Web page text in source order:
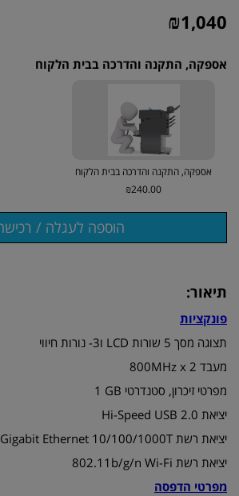
₪1,040
אספקה, התקנה והדרכה בבית הלקוח
אספקה, התקנה והדרכה בבית הלקוח
₪240.00
תיאור:
פונקציות
תצוגה מסך 5 שורות LCD ו3- נורות חיווי
מעבד ‎800MHz x 2‏
מפרטי זיכרון, סטנדרטי ‎1 GB
יציאת Hi-Speed USB 2.0
יציאת רשת Gigabit Ethernet 10/100/1000T‏
יציאת רשת 802.11b/g/n Wi-Fi
מפרטי הדפסה